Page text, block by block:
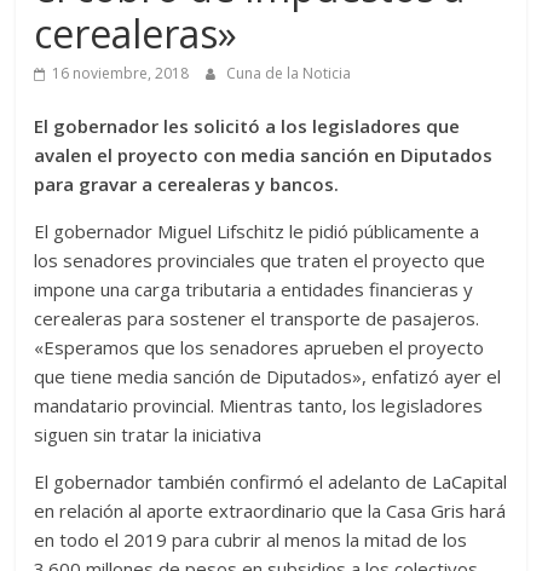
cerealeras»
16 noviembre, 2018 Cuna de la Noticia
El gobernador les solicitó a los legisladores que
avalen el proyecto con media sanción en Diputados
para gravar a cerealeras y bancos.
El gobernador Miguel Lifschitz le pidió públicamente a
los senadores provinciales que traten el proyecto que
impone una carga tributaria a entidades financieras y
cerealeras para sostener el transporte de pasajeros.
«Esperamos que los senadores aprueben el proyecto
que tiene media sanción de Diputados», enfatizó ayer el
mandatario provincial. Mientras tanto, los legisladores
siguen sin tratar la iniciativa
El gobernador también confirmó el adelanto de LaCapital
en relación al aporte extraordinario que la Casa Gris hará
en todo el 2019 para cubrir al menos la mitad de los